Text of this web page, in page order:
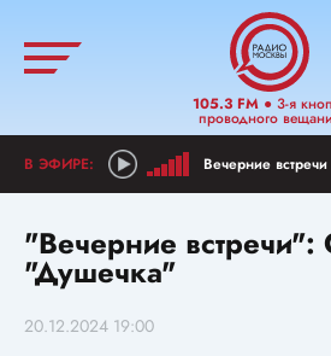
105.3 FM● 3-я
проводного
Вечерние встречи
"Вечерние встречи":
"Душечка"
20.12.2024 19:00